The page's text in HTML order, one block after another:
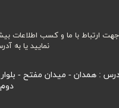
جهت ارتباط با ما و کسب اطلاعات
نمایید یا به
: همدان - میدان مفتح -